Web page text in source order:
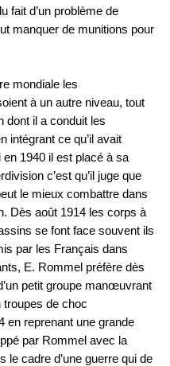
fait d’un problème de
manquer de munitions pour
mondiale les
à un autre niveau, tout
dont il a conduit les
intégrant ce qu’il avait
1940 il est placé à sa
c’est qu’il juge que
le mieux combattre dans
Dès août 1914 les corps à
se font face souvent ils
par les Français dans
E. Rommel préfère dès
petit groupe manœuvrant
de choc
en reprenant une grande
par Rommel avec la
le cadre d’une guerre qui de